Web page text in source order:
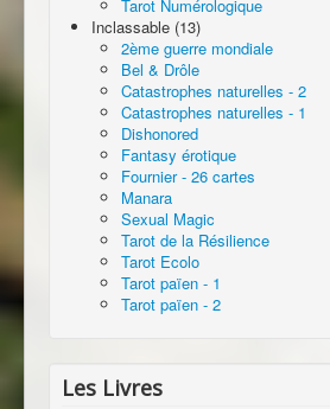
Tarot Numérologique
Inclassable (13)
2ème guerre mondiale
Bel & Drôle
Catastrophes naturelles - 2
Catastrophes naturelles - 1
Dishonored
Fantasy érotique
Fournier - 26 cartes
Manara
Sexual Magic
Tarot de la Résilience
Tarot Ecolo
Tarot païen - 1
Tarot païen - 2
Les Livres